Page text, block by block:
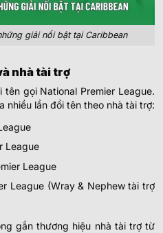
giải nổi bật tại Caribbean
nhà tài trợ
gọi National Premier League.
nhiều lần đổi tên theo nhà tài trợ:
League
League
League (Wray & Nephew tài trợ
gắn thương hiệu nhà tài trợ từ